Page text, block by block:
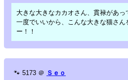
大きな大きなカカオさん、貫禄があっ
一度でいいから、こんな大きな猫さん
ー！！
🐾 5173 ＠ Ｓｅｏ